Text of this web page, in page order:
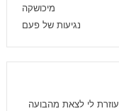
מיכושקה
נגיעות של פעם
לי לצאת מהבועה